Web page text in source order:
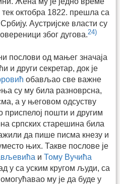
октобра 1822. прешла са
Аустријске власти су
због дугова.24)
послови од мањег значаја
и други секретар, док је
обављао све важне
су му била разноврсна,
а у његовом одсуству
приспелој пошти и другим
српских старешина била
да пише писма кнезу и
њих. Такве послове је
и Тому Вучића
у са уским кругом људи, са
му је да буде у